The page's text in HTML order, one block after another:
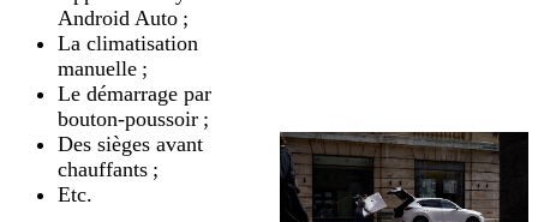
Android Auto ;
La climatisation
manuelle ;
Le démarrage par
bouton-poussoir ;
Des sièges avant
chauffants ;
Etc.